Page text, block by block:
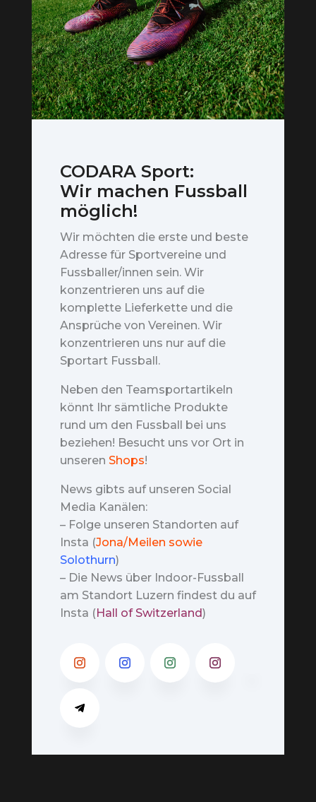
CODARA Sport:
Wir machen Fussball
möglich!
Wir möchten die erste und beste
Adresse für Sportvereine und
Fussballer/innen sein. Wir
konzentrieren uns auf die
komplette Lieferkette und die
Ansprüche von Vereinen. Wir
konzentrieren uns nur auf die
Sportart Fussball.
Neben den Teamsportartikeln
könnt Ihr sämtliche Produkte
rund um den Fussball bei uns
beziehen! Besucht uns vor Ort in
unseren Shops!
News gibts auf unseren Social
Media Kanälen:
– Folge unseren Standorten auf
Insta (Jona/Meilen sowie
Solothurn)
– Die News über Indoor-Fussball
am Standort Luzern findest du auf
Insta (Hall of Switzerland)